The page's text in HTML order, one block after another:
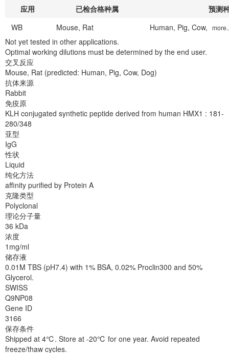
应用
已检合格种属
预测
WB
Mouse, Rat Human, Pig, Cow,
Not yet tested in other applications.
Optimal working dilutions must be determined by the end user.
交叉反应
Mouse, Rat (predicted: Human, Pig, Cow, Dog)
抗体来源
Rabbit
免疫原
KLH conjugated synthetic peptide derived from human HMX1 : 181-
280/348
亚型
IgG
性状
Liquid
纯化方法
affinity purified by Protein A
克隆类型
Polyclonal
理论分子量
36 kDa
浓度
1mg/ml
储存液
0.01M TBS (pH7.4) with 1% BSA, 0.02% Proclin300 and 50%
Glycerol.
SWISS
Q9NP08
Gene ID
3166
保存条件
Shipped at 4℃. Store at -20℃ for one year. Avoid repeated
freeze/thaw cycles.